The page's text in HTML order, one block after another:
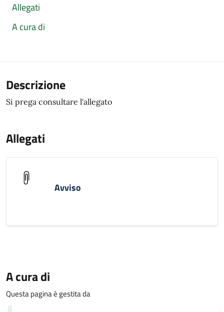
Allegati
A cura di
Descrizione
Si prega consultare l'allegato
Allegati
Avviso
A cura di
Questa pagina è gestita da